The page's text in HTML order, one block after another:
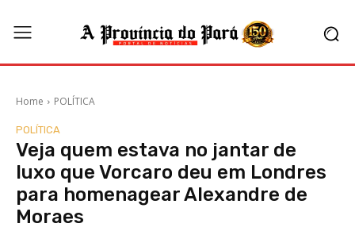
Home POLÍTICA
POLÍTICA
Veja quem estava no jantar de
luxo que Vorcaro deu em Londres
para homenagear Alexandre de
Moraes